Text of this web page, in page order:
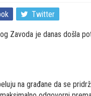
Twitter
Zavoda je danas došla
na građane da se